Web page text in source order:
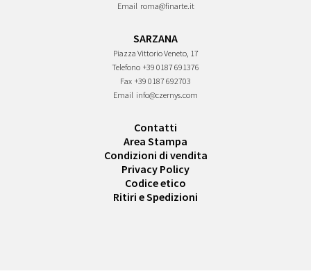
Email roma@finarte.it
SARZANA
Piazza Vittorio Veneto, 17
Telefono +39 0187 691376
Fax +39 0187 692703
Email info@czernys.com
Contatti
Area Stampa
Condizioni di vendita
Privacy Policy
Codice etico
Ritiri e Spedizioni